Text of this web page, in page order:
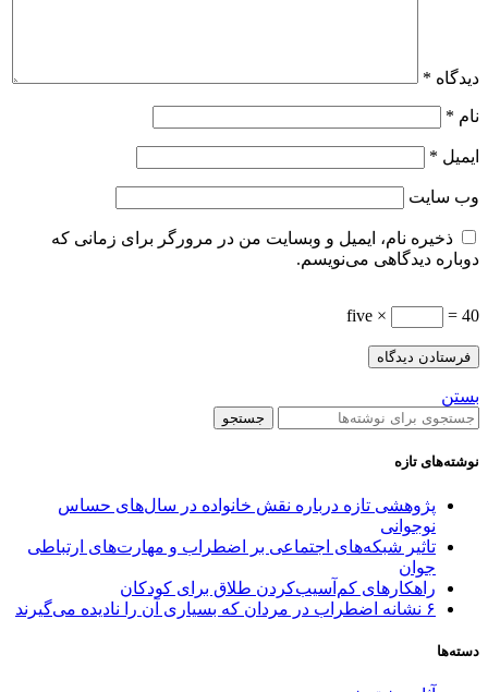
دیدگاه *
نام *
ایمیل *
وب‌ سایت
ذخیره نام، ایمیل و وبسایت من در مرورگر برای زمانی که
دوباره دیدگاهی می‌نویسم.
five × = 40
بستن
جستجو
نوشته‌های تازه
پژوهشی تازه درباره نقش خانواده در سال‌های حساس
نوجوانی
تاثیر شبکه‌های اجتماعی بر اضطراب و مهارت‌های ارتباطی
جوان
راهکارهای کم‌آسیب‌کردن طلاق برای کودکان
۶ نشانه اضطراب در مردان که بسیاری آن را نادیده می‌گیرند
دسته‌ها